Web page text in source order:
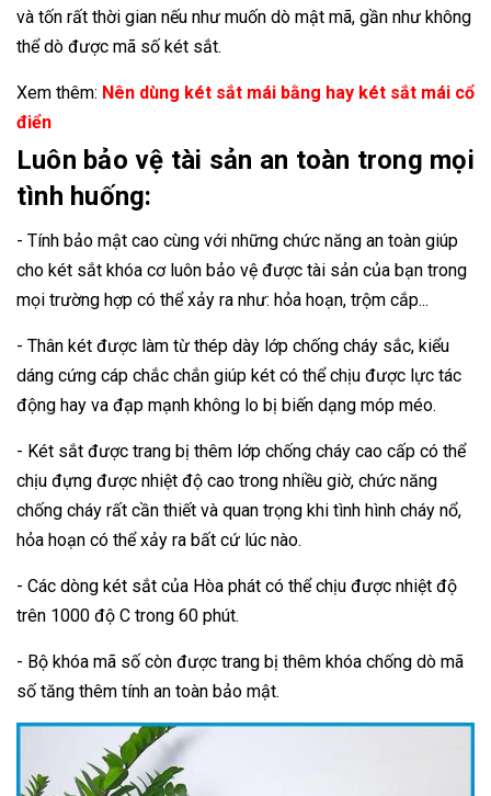
và tốn rất thời gian nếu như muốn dò mật mã, gần như không
thể dò được mã số két sắt.
Xem thêm: Nên dùng két sắt mái bằng hay két sắt mái cổ
điển
Luôn bảo vệ tài sản an toàn trong mọi
tình huống:
- Tính bảo mật cao cùng với những chức năng an toàn giúp
cho két sắt khóa cơ luôn bảo vệ được tài sản của bạn trong
mọi trường hợp có thể xảy ra như: hỏa hoạn, trộm cắp...
- Thân két được làm từ thép dày lớp chống cháy sắc, kiểu
dáng cứng cáp chắc chắn giúp két có thể chịu được lực tác
động hay va đạp mạnh không lo bị biến dạng móp méo.
- Két sắt được trang bị thêm lớp chống cháy cao cấp có thể
chịu đựng được nhiệt độ cao trong nhiều giờ, chức năng
chống cháy rất cần thiết và quan trọng khi tình hình cháy nổ,
hỏa hoạn có thể xảy ra bất cứ lúc nào.
- Các dòng két sắt của Hòa phát có thể chịu được nhiệt độ
trên 1000 độ C trong 60 phút.
- Bộ khóa mã số còn được trang bị thêm khóa chống dò mã
số tăng thêm tính an toàn bảo mật.